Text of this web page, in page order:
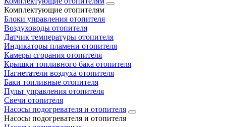
Комплектующие отопителям
Блоки управления отопителя
Воздуховоды отопителя
Датчик температуры отопителя
Индикаторы пламени отопителя
Камеры сгорания отопителя
Крышки топливного бака отопителя
Нагнетатели воздуха отопителя
Баки топливные отопителя
Пульт управления отопителя
Свечи отопителя
Насосы подогревателя и отопителя
Насосы подогревателя и отопителя